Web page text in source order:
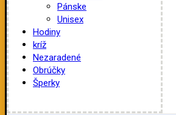
Pánske
Unisex
Hodiny
kríž
Nezaradené
Obrúčky
Šperky